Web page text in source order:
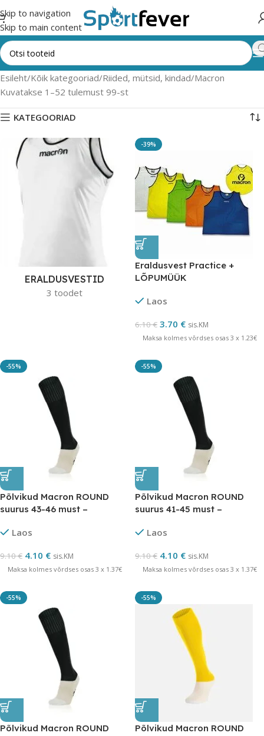
Skip to navigation
Skip to main content
Esileht Kõik kategooriad Riided, mütsid, kindad Macron
Kuvatakse 1–52 tulemust 99-st
KATEGOORIAD
ERALDUSVESTID
3 toodet
-39%
Eraldusvest Practice +
LÕPUMÜÜK
Laos
6.10€ 3.70 € sis.KM
Maksa kolmes võrdses osas 3 x 1.23€
-55%
Põlvikud Macron ROUND
suurus 43-46 must –
Laos
9.10€ 4.10 € sis.KM
Maksa kolmes võrdses osas 3 x 1.37€
-55%
Põlvikud Macron ROUND
suurus 41-45 must –
Laos
9.10€ 4.10 € sis.KM
Maksa kolmes võrdses osas 3 x 1.37€
-55%
Põlvikud Macron ROUND
-55%
Põlvikud Macron ROUND